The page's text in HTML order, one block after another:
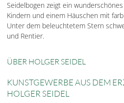
Seidelbogen zeigt ein
Kindern und einem Häuschen mit
Unter dem beleuchtetem Stern
und Rentier.
ÜBER HOLGER SEIDEL
KUNSTGEWERBE AUS DEM
HOLGER SEIDEL